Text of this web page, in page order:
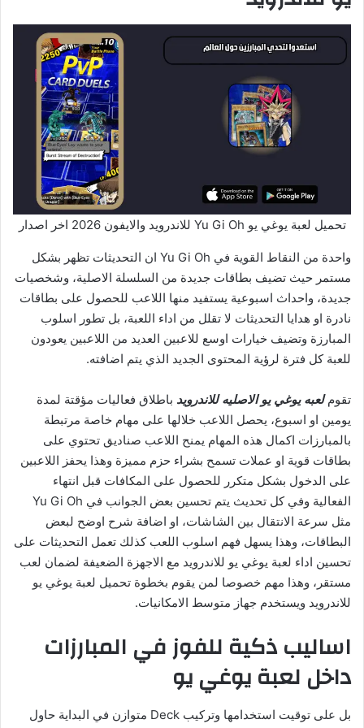
تحميل لعبة يوغي يو Yu Gi Oh للاندرويد والايفون 2026 اخر اصدار
واحدة من النقاط القوية في Yu Gi Oh ان التحديثات تظهر بشكل
مستمر حيث تضيف بطاقات جديدة من السلسلة الاصلية، وشخصيات
جديدة، واحداث اسبوعية يستفيد منها اللاعب للحصول على بطاقات
نادرة او هدايا التحديثات لا تقلل من اداء اللعبة، بل تطور اسلوب
المبارزة وتضيف خيارات اوسع للاعبين العديد من اللاعبين يعودون
للعبة كل فترة لرؤية المحتوى الجديد الذي يتم اضافته.
تقوملعبه يوغي يو الاصليه للاندرويد باطلاق فعاليات مؤقتة لمدة
يومين او اسبوع، يحصل اللاعب خلالها على مهام خاصة مرتبطة
بالمبارزات اكمال هذه المهام يمنح اللاعب صناديق تحتوي على
بطاقات قوية او عملات تسمح بشراء حزم مميزة وهذا يحفز اللاعبين
على الدخول بشكل متكرر للحصول على المكافات قبل انتهاء
الفعالية وفي كل تحديث يتم تحسين بعض الجوانب في Yu Gi Oh
مثل سرعة الانتقال بين الشاشات، او اضافة شرح اوضح لبعض
البطاقات، وهذا يسهل فهم اسلوب اللعب كذلك تعمل التحديثات على
تحسين اداء لعبة يوغي يو للاندرويد مع الاجهزة الضعيفة لضمان لعب
مستقر، وهذا مهم خصوصا لمن يقوم بخطوة تحميل لعبة يوغي يو
للاندرويد ويستخدم جهاز متوسط الامكانيات.
اساليب ذكية للفوز في المبارزات
داخل لعبة يوغي يو
بل على توقيت استخدامها وتركيب Deck متوازن في البداية حاول